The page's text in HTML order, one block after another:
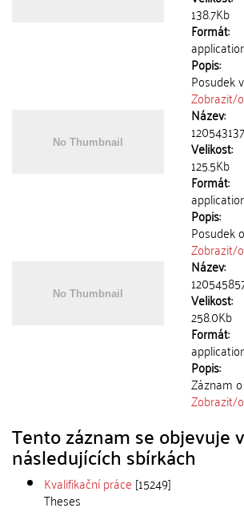
138.7Kb
Formát:
Popis:
Posudek
Zobrazit/
Název:
Velikost:
125.5Kb
Formát:
Popis:
Posudek
Zobrazit/
Název:
Velikost:
258.0Kb
Formát:
Popis:
Záznam
Zobrazit/
Tento záznam se objevuje v
následujících sbírkách
Kvalifikační práce [15249]
Theses